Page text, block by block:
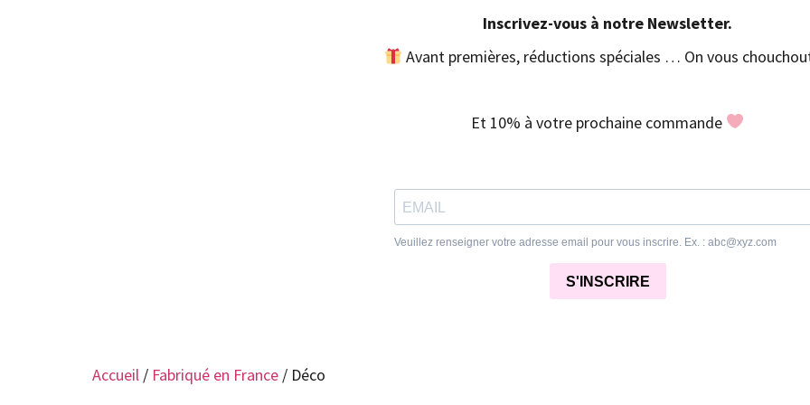
Inscrivez-vous à notre Newsletter.
Avant premières, réductions spéciales … On vous
Et 10% à votre prochaine commande
Accueil / Fabriqué en France / Déco